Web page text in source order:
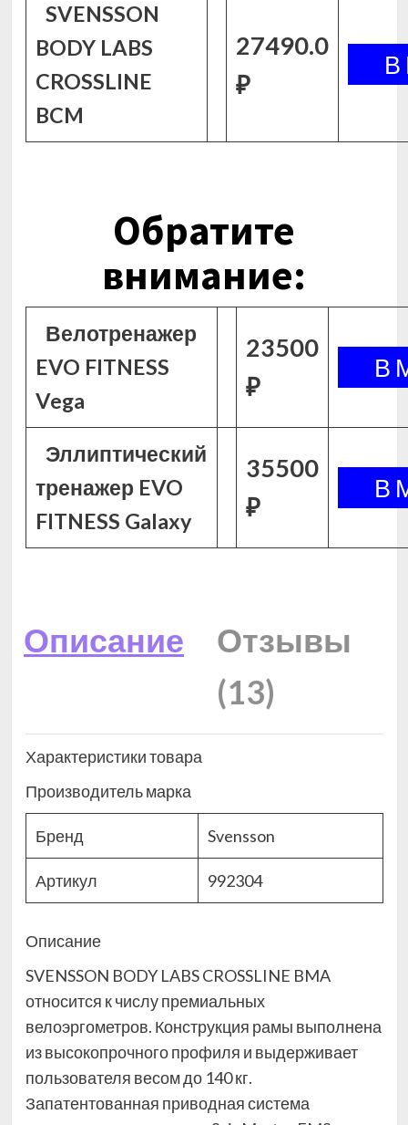
SVENSSON
BODY LABS
CROSSLINE
BCM
27490.0
₽
Обратите
внимание:
Велотренажер
EVO FITNESS
Vega
23500
₽
Эллиптический
тренажер EVO
FITNESS Galaxy
35500
₽
Описание
Отзывы
(13)
Характеристики товара
Производитель марка
Бренд Svensson
Артикул 992304
Описание
SVENSSON BODY LABS CROSSLINE BMA
относится к числу премиальных
велоэргометров. Конструкция рамы выполнена
из высокопрочного профиля и выдерживает
пользователя весом до 140 кг.
Запатентованная приводная система